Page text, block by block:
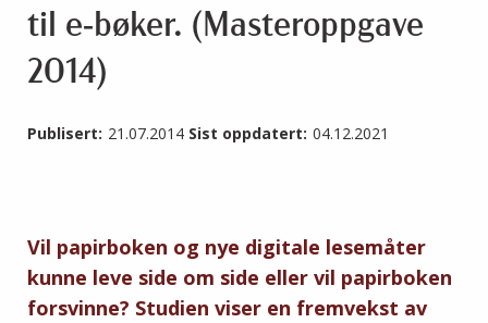
til e-bøker. (Masteroppgave
2014)
Publisert: 21.07.2014 Sist oppdatert: 04.12.2021
Vil papirboken og nye digitale lesemåter
kunne leve side om side eller vil papirboken
forsvinne? Studien viser en fremvekst av